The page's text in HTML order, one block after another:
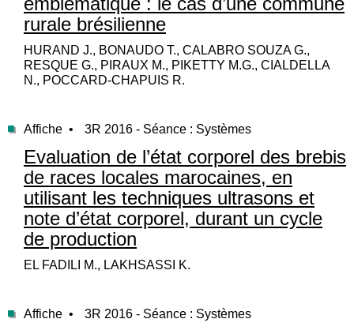
rurale brésilienne
HURAND J., BONAUDO T., CALABRO SOUZA G.,
RESQUE G., PIRAUX M., PIKETTY M.G., CIALDELLA
N., POCCARD-CHAPUIS R.
Affiche • 3R 2016 - Séance : Systèmes
Evaluation de l’état corporel des brebis
de races locales marocaines, en
utilisant les techniques ultrasons et
note d’état corporel, durant un cycle
de production
EL FADILI M., LAKHSASSI K.
Affiche • 3R 2016 - Séance : Systèmes